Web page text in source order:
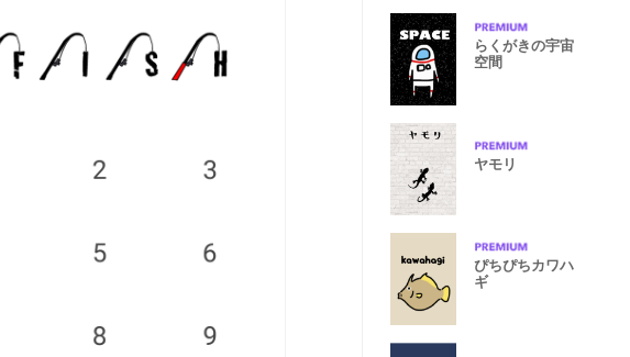
らくがきの宇宙
空間
ヤモリ
ぴちぴちカワハ
ギ